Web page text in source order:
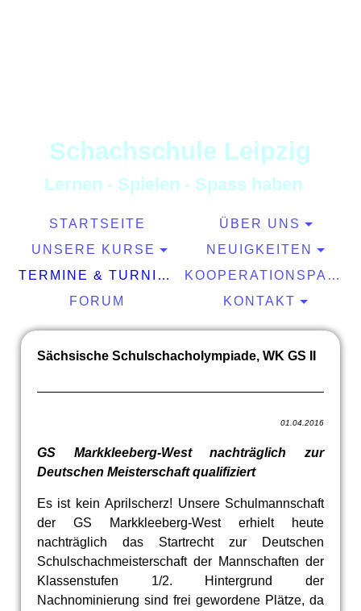
Schachschule Leipzig
Lernen - Spielen - Spass haben
STARTSEITE
ÜBER UNS
UNSERE KURSE
NEUIGKEITEN
TERMINE & TURNIERE
KOOPERATIONSPARTNER
FORUM
KONTAKT
Sächsische Schulschacholympiade, WK GS II
01.04.2016
GS Markkleeberg-West nachträglich zur
Deutschen Meisterschaft qualifiziert
Es ist kein Aprilscherz! Unsere Schulmannschaft
der GS Markkleeberg-West erhielt heute
nachträglich das Startrecht zur Deutschen
Schulschachmeisterschaft der Mannschaften der
Klassenstufen 1/2. Hintergrund der
Nachnominierung sind frei gewordene Plätze, da